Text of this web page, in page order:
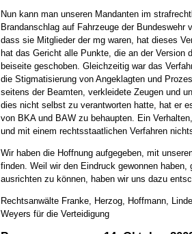
Nun kann man unseren Mandanten im
Brandanschlag auf Fahrzeuge der
dass sie Mitglieder der mg waren, hat dieses
hat das Gericht alle Punkte, die an der Version
beiseite geschoben. Gleichzeitig war das
die Stigmatisierung von Angeklagten und
seitens der Beamten, verkleidete Zeugen und
dies nicht selbst zu verantworten hatte, hat er
von BKA und BAW zu behaupten. Ein
und mit einem rechtsstaatlichen Verfahren
Wir haben die Hoffnung aufgegeben, mit
finden. Weil wir den Eindruck gewonnen
ausrichten zu können, haben wir uns dazu
Rechtsanwälte Franke, Herzog, Hoffmann,
Weyers für die Verteidigung